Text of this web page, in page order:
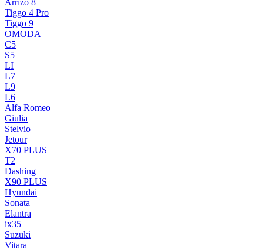
Arrizo 8
Tiggo 4 Pro
Tiggo 9
OMODA
C5
S5
LI
L7
L9
L6
Alfa Romeo
Giulia
Stelvio
Jetour
X70 PLUS
T2
Dashing
X90 PLUS
Hyundai
Sonata
Elantra
ix35
Suzuki
Vitara